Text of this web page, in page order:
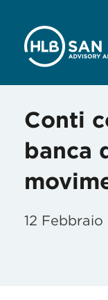
Conti
banca
12